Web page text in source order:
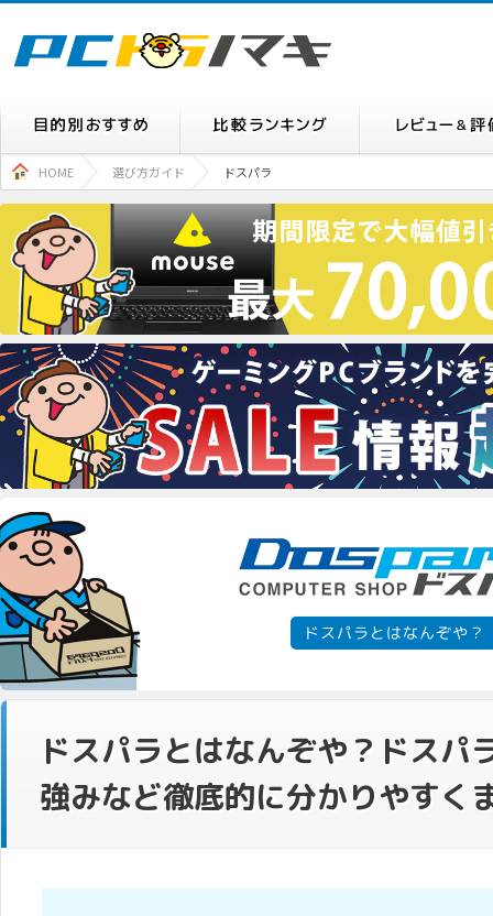
HOME 選び方ガイド ドスパラ
ドスパラとはなんぞや？
ドスパラとはなんぞや？ドスパ
強みなど徹底的に分かりやすく